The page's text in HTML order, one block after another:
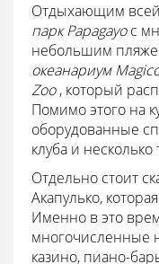
Отдыхающим всей
парк Papagayoс
небольшим
океанариум
Zoo, который
Помимо этого на
оборудованные
клуба и
Отдельно стоит
Акапулько,
Именно в это
многочисленные
казино, пиано-